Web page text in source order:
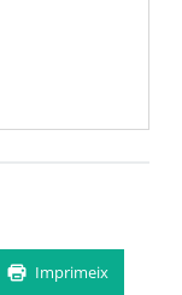
Imprimeix